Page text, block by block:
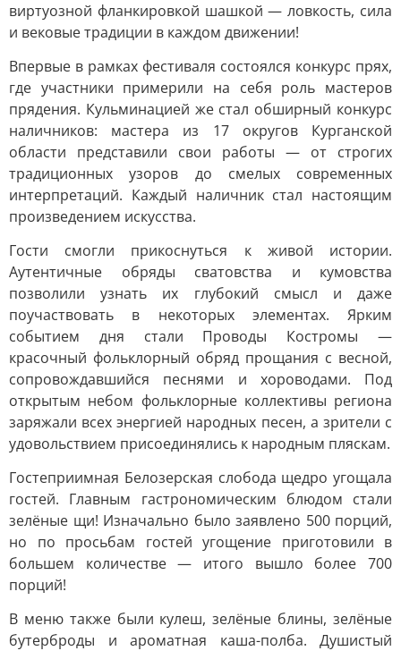
виртуозной фланкировкой шашкой — ловкость, сила
и вековые традиции в каждом движении!
Впервые в рамках фестиваля состоялся конкурс прях,
где участники примерили на себя роль мастеров
прядения. Кульминацией же стал обширный конкурс
наличников: мастера из 17 округов Курганской
области представили свои работы — от строгих
традиционных узоров до смелых современных
интерпретаций. Каждый наличник стал настоящим
произведением искусства.
Гости смогли прикоснуться к живой истории.
Аутентичные обряды сватовства и кумовства
позволили узнать их глубокий смысл и даже
поучаствовать в некоторых элементах. Ярким
событием дня стали Проводы Костромы —
красочный фольклорный обряд прощания с весной,
сопровождавшийся песнями и хороводами. Под
открытым небом фольклорные коллективы региона
заряжали всех энергией народных песен, а зрители с
удовольствием присоединялись к народным пляскам.
Гостеприимная Белозерская слобода щедро угощала
гостей. Главным гастрономическим блюдом стали
зелёные щи! Изначально было заявлено 500 порций,
но по просьбам гостей угощение приготовили в
большем количестве — итого вышло более 700
порций!
В меню также были кулеш, зелёные блины, зелёные
бутерброды и ароматная каша-полба. Душистый